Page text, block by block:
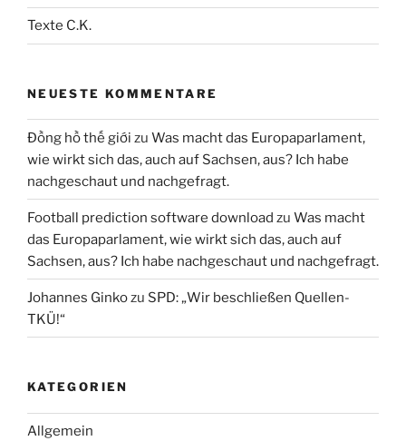
Texte C.K.
NEUESTE KOMMENTARE
Đồng hồ thế giới zu Was macht das Europaparlament,
wie wirkt sich das, auch auf Sachsen, aus? Ich habe
nachgeschaut und nachgefragt.
Football prediction software download zu Was macht
das Europaparlament, wie wirkt sich das, auch auf
Sachsen, aus? Ich habe nachgeschaut und nachgefragt.
Johannes Ginkozu SPD: „Wir beschließen Quellen-
TKÜ!“
KATEGORIEN
Allgemein